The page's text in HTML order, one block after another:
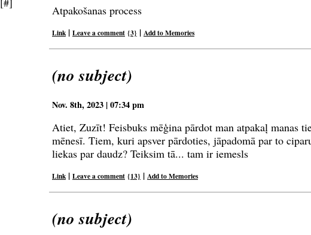
Atpakošanas process
Link | Leave a comment {3} | Add to Memories
(no subject)
Nov. 8th, 2023 | 07:34 pm
Atiet, Zuzīt! Feisbuks mēģina pārdot man atpakaļ manas
mēnesī. Tiem, kuri apsver pārdoties, jāpadomā par to
liekas par daudz? Teiksim tā... tam ir iemesls
Link | Leave a comment {13} | Add to Memories
(no subject)